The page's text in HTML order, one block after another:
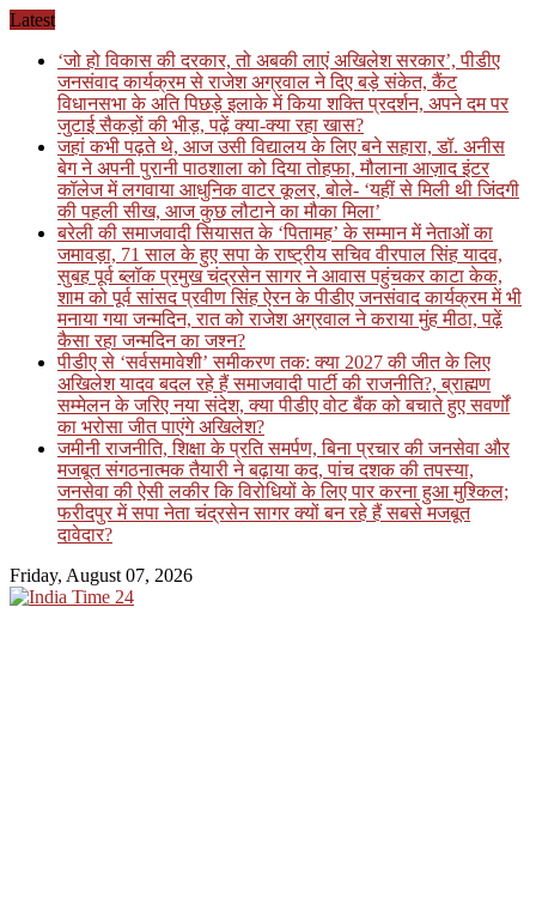
Skip
content
Latest
‘जो हो विकास की दरकार, तो अबकी लाएं अखिलेश सरकार’, पीडीए
जनसंवाद कार्यक्रम से राजेश अग्रवाल ने दिए बड़े संकेत, कैंट
विधानसभा के अति पिछड़े इलाके में किया शक्ति प्रदर्शन, अपने दम पर
जुटाई सैकड़ों की भीड़, पढ़ें क्या-क्या रहा खास?
जहां कभी पढ़ते थे, आज उसी विद्यालय के लिए बने सहारा, डॉ. अनीस
बेग ने अपनी पुरानी पाठशाला को दिया तोहफा, मौलाना आज़ाद इंटर
कॉलेज में लगवाया आधुनिक वाटर कूलर, बोले- ‘यहीं से मिली थी जिंदगी
की पहली सीख, आज कुछ लौटाने का मौका मिला’
बरेली की समाजवादी सियासत के ‘पितामह’ के सम्मान में नेताओं का
जमावड़ा, 71 साल के हुए सपा के राष्ट्रीय सचिव वीरपाल सिंह यादव,
सुबह पूर्व ब्लॉक प्रमुख चंद्रसेन सागर ने आवास पहुंचकर काटा केक,
शाम को पूर्व सांसद प्रवीण सिंह ऐरन के पीडीए जनसंवाद कार्यक्रम में भी
मनाया गया जन्मदिन, रात को राजेश अग्रवाल ने कराया मुंह मीठा, पढ़ें
कैसा रहा जन्मदिन का जश्न?
पीडीए से ‘सर्वसमावेशी’ समीकरण तक: क्या 2027 की जीत के लिए
अखिलेश यादव बदल रहे हैं समाजवादी पार्टी की राजनीति?, ब्राह्मण
सम्मेलन के जरिए नया संदेश, क्या पीडीए वोट बैंक को बचाते हुए सवर्णों
का भरोसा जीत पाएंगे अखिलेश?
जमीनी राजनीति, शिक्षा के प्रति समर्पण, बिना प्रचार की जनसेवा और
मजबूत संगठनात्मक तैयारी ने बढ़ाया कद, पांच दशक की तपस्या,
जनसेवा की ऐसी लकीर कि विरोधियों के लिए पार करना हुआ मुश्किल;
फरीदपुर में सपा नेता चंद्रसेन सागर क्यों बन रहे हैं सबसे मजबूत
दावेदार?
Friday, August 07, 2026